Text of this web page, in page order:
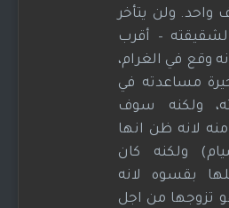
ولن يتأخر
لشقيقته – أقرب
وقع في الغرام،
مساعدته في
ولكنه سوف
لانه ظن انها
ولكنه كان
بقسوه لانه
تزوجها من اجل